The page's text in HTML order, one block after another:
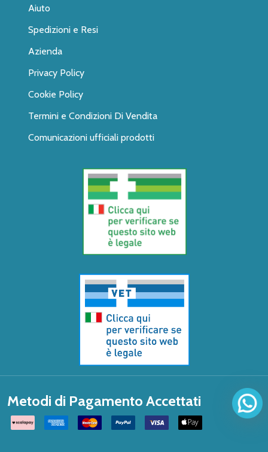
Aiuto
Spedizioni e Resi
Azienda
Privacy Policy
Cookie Policy
Termini e Condizioni Di Vendita
Comunicazioni ufficiali prodotti
Metodi di Pagamento Accettati